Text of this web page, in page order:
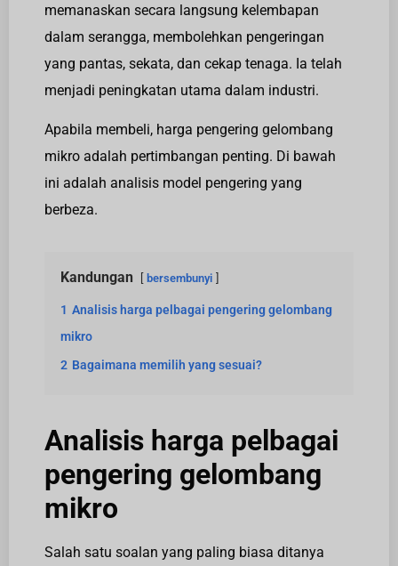
memanaskan secara langsung kelembapan
dalam serangga, membolehkan pengeringan
yang pantas, sekata, dan cekap tenaga. Ia telah
menjadi peningkatan utama dalam industri.
Apabila membeli, harga pengering gelombang
mikro adalah pertimbangan penting. Di bawah
ini adalah analisis model pengering yang
berbeza.
Kandungan bersembunyi
1 Analisis harga pelbagai pengering gelombang
mikro
2 Bagaimana memilih yang sesuai?
Analisis harga pelbagai
pengering gelombang
mikro
Salah satu soalan yang paling biasa ditanya